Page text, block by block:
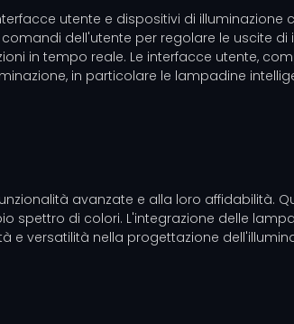
utente e dispositivi di illuminazione
dell'utente per regolare le uscite di
in tempo reale. Le interfacce utente,
in particolare le lampadine
avanzate e alla loro affidabilità.
spettro di colori. L'integrazione delle
e versatilità nella progettazione